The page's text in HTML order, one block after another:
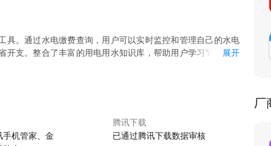
具。通过水电缴费查询，用户可以实时监控和管理自己的水电
开支。整合了丰富的用电用水知识库，帮助用户学习节能减排
展开
手机管家、金
腾讯下载
已通过腾讯下载数据审核
厂